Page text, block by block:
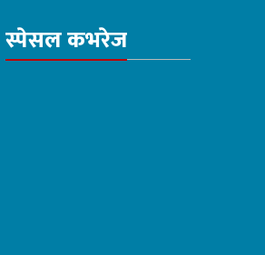
स्पेसल कभरेज